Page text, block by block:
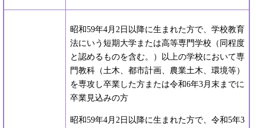
昭和59年4月2日以降に生まれた方で、学校教育
法にいう短期大学または高等専門学校（同程度
と認めるものを含む。）以上の学校において専
門教科（土木、都市計画、農業土木、環境等）
を専攻し卒業した方または令和6年3月末までに
卒業見込みの方
昭和59年4月2日以降に生まれた方で、令和5年3